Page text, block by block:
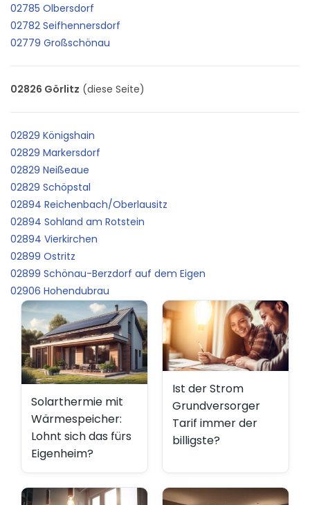
02785 Olbersdorf
02782 Seifhennersdorf
02779 Großschönau
02826 Görlitz (diese Seite)
02829 Königshain
02829 Markersdorf
02829 Neißeaue
02829 Schöpstal
02894 Reichenbach/Oberlausitz
02894 Sohland am Rotstein
02894 Vierkirchen
02899 Ostritz
02899 Schönau-Berzdorf auf dem Eigen
02906 Hohendubrau
Solarthermie mit
Wärmespeicher:
Lohnt sich das fürs
Eigenheim?
Ist der Strom
Grundversorger
Tarif immer der
billigste?